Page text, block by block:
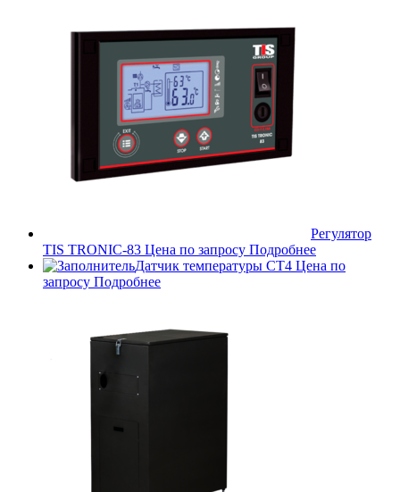
Регулятор
TIS TRONIC-83 Цена по запросу Подробнее
Датчик температуры CT4 Цена по
запросу Подробнее